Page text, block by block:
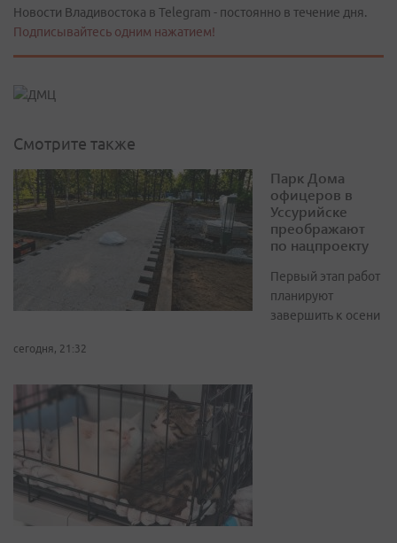
Новости Владивостока в Telegram - постоянно в течение дня.
Подписывайтесь одним нажатием!
Смотрите также
Парк Дома
офицеров в
Уссурийске
преображают
по нацпроекту
Первый этап работ
планируют
завершить к осени
сегодня, 21:32